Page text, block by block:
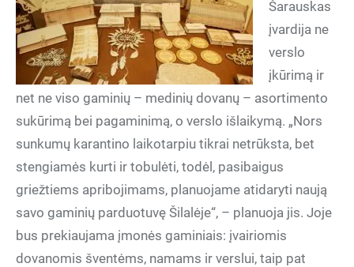
Šarauskas
įvardija ne
verslo
įkūrimą ir
net ne viso gaminių – medinių dovanų – asortimento
sukūrimą bei pagaminimą, o verslo išlaikymą. „Nors
sunkumų karantino laikotarpiu tikrai netrūksta, bet
stengiamės kurti ir tobulėti, todėl, pasibaigus
griežtiems apribojimams, planuojame atidaryti naują
savo gaminių parduotuvę Šilalėje“, – planuoja jis. Joje
bus prekiaujama įmonės gaminiais: įvairiomis
dovanomis šventėms, namams ir verslui, taip pat